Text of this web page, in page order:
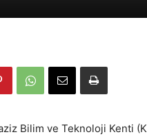
Bilim ve Teknoloji Kenti